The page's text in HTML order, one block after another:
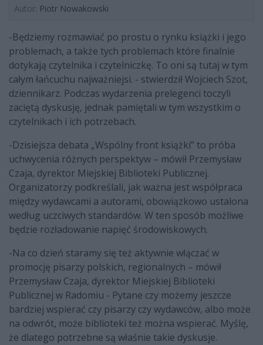
Autor: Piotr Nowakowski
-Będziemy rozmawiać po prostu o rynku książki i jego
problemach, a także tych problemach które finalnie
dotykają czytelnika i czytelniczkę. To oni są tutaj w tym
całym łańcuchu najważniejsi. - stwierdził Wojciech Szot,
dziennikarz. Podczas wydarzenia prelegenci toczyli
zaciętą dyskusję, jednak pamiętali w tym wszystkim o
czytelnikach i ich potrzebach.
-Dzisiejsza debata „Wspólny front książki” to próba
uchwycenia różnych perspektyw – mówił Przemysław
Czaja, dyrektor Miejskiej Biblioteki Publicznej.
Organizatorzy podkreślali, jak ważna jest współpraca
między wydawcami a autorami, obowiązkowo ustalona
według uczciwych standardów. W ten sposób możliwe
będzie rozładowanie napięć środowiskowych.
-Na co dzień staramy się też aktywnie włączać w
promocję pisarzy polskich, regionalnych – mówił
Przemysław Czaja, dyrektor Miejskiej Biblioteki
Publicznej w Radomiu - Pytane czy możemy jeszcze
bardziej wspierać czy pisarzy czy wydawców, albo może
na odwrót, może biblioteki też można wspierać. Myślę,
że dlatego potrzebne są właśnie takie dyskusje.